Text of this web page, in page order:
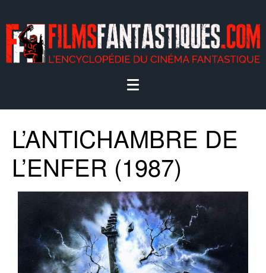
L’ANTICHAMBRE DE
L’ENFER (1987)